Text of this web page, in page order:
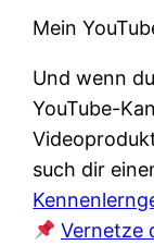
Mein
Und wenn
YouTube-
such dir
Vernetze